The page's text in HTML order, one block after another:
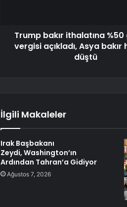
Trump bakır ithalatına
vergisi açıkladı, Asya bakır
düştü
İlgili Makaleler
Irak Başbakanı
Zeydi, Washington’ın
Ardından Tahran’a Gidiyor
Ağustos 7, 2026